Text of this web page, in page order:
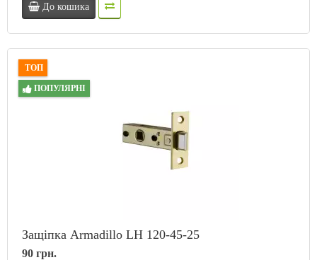
До кошика
ТОП
ПОПУЛЯРНІ
Защіпка Armadillo LH 120-45-25
90 грн.